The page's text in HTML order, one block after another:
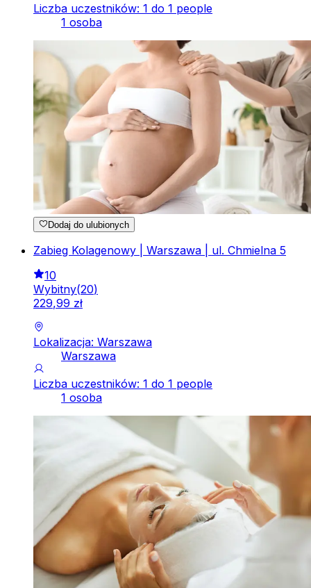
Liczba uczestników: 1 do 1 people
1 osoba
Dodaj do ulubionych
Zabieg Kolagenowy | Warszawa | ul. Chmielna 5
10
Wybitny(20)
229,99 zł
Lokalizacja: Warszawa
Warszawa
Liczba uczestników: 1 do 1 people
1 osoba